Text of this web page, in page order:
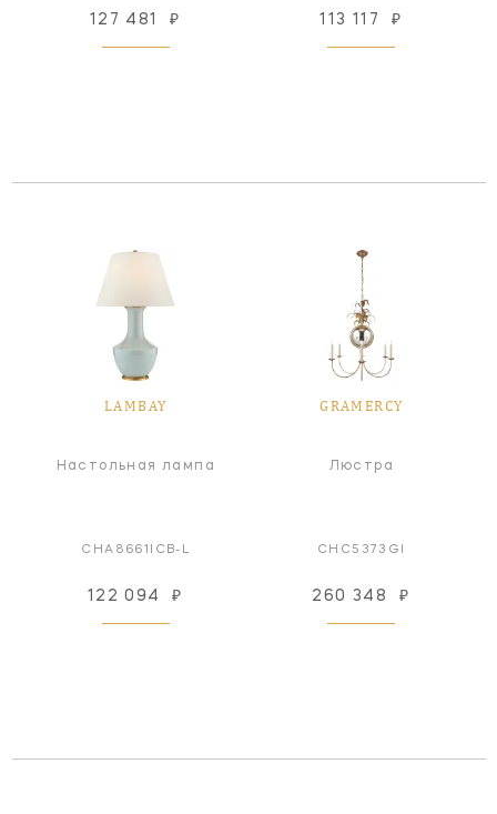
127 481 ₽ 113 117 ₽
LAMBAY
Настольная лампа
CHA8661ICB-L
122 094 ₽
GRAMERCY
Люстра
CHC5373GI
260 348 ₽